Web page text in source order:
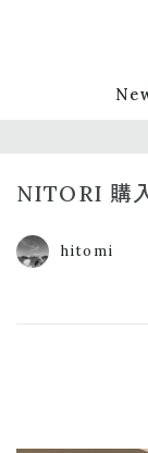
NITORI 購
hitomi